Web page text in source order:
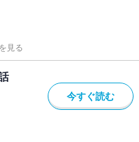
見る
今すぐ読む